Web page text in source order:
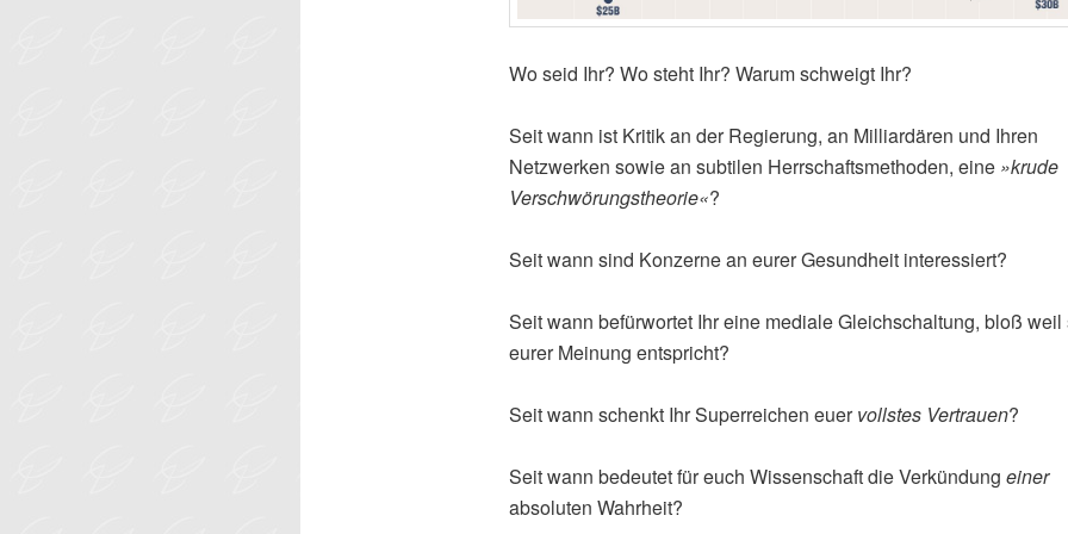
Wo seid Ihr? Wo steht Ihr? Warum schweigt Ihr?
Seit wann ist Kritik an der Regierung, an Milliardären und Ihren
Netzwerken sowie an subtilen Herrschaftsmethoden, eine »krude
Verschwörungstheorie«?
Seit wann sind Konzerne an eurer Gesundheit interessiert?
Seit wann befürwortet Ihr eine mediale Gleichschaltung, bloß weil
eurer Meinung entspricht?
Seit wann schenkt Ihr Superreichen euervollstes Vertrauen?
Seit wann bedeutet für euch Wissenschaft die Verkündung einer
absoluten Wahrheit?